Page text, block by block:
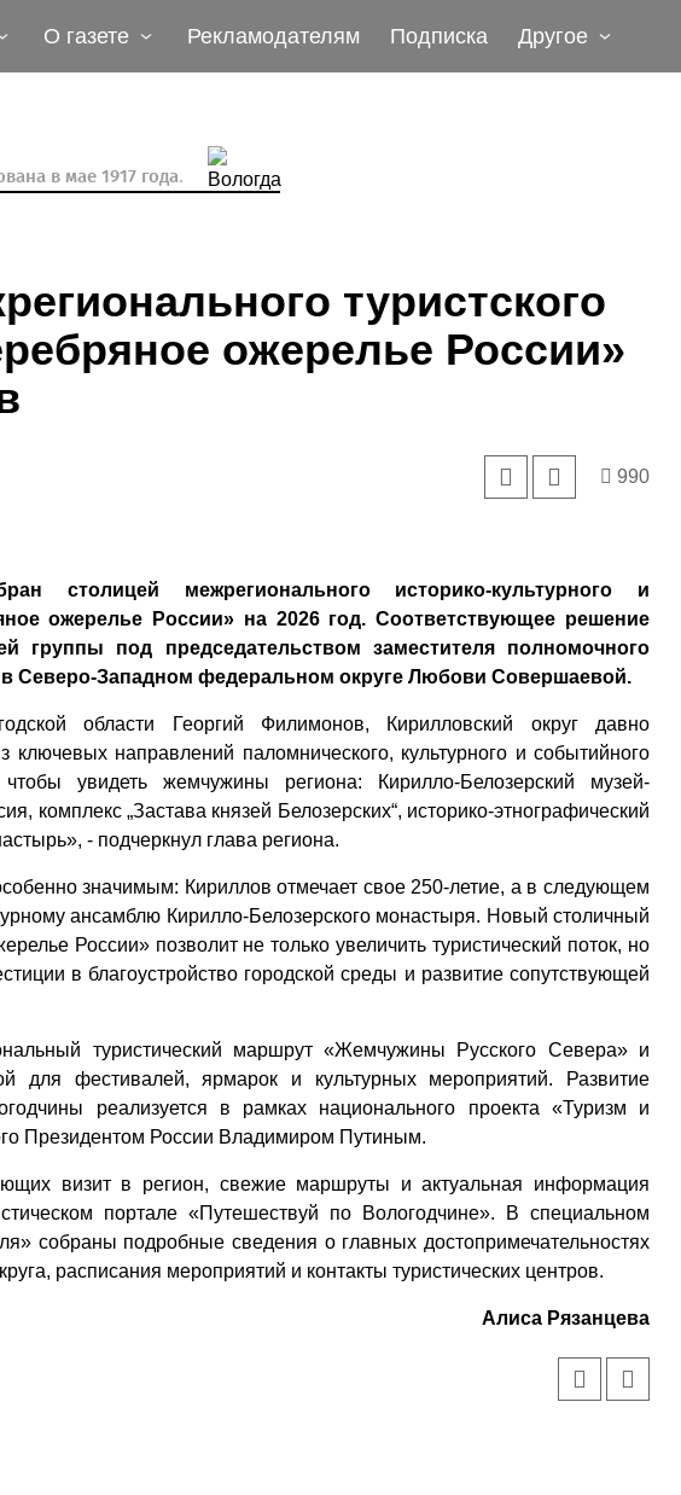
О газете Рекламодателям Подписка Другое
в мае 1917 года.
туристского
ожерелье России»
990
столицей межрегионального историко-культурного и
ожерелье России» на 2026 год. Соответствующее решение
группы под председательством заместителя полномочного
Северо-Западном федеральном округе Любови Совершаевой.
области Георгий Филимонов, Кирилловский округ давно
ключевых направлений паломнического, культурного и событийного
увидеть жемчужины региона: Кирилло-Белозерский музей-
комплекс „Застава князей Белозерских“, историко-этнографический
- подчеркнул глава региона.
значимым: Кириллов отмечает свое 250-летие, а в следующем
ансамблю Кирилло-Белозерского монастыря. Новый столичный
России» позволит не только увеличить туристический поток, но
в благоустройство городской среды и развитие сопутствующей
туристический маршрут «Жемчужины Русского Севера» и
для фестивалей, ярмарок и культурных мероприятий. Развитие
реализуется в рамках национального проекта «Туризм и
Президентом России Владимиром Путиным.
визит в регион, свежие маршруты и актуальная информация
портале «Путешествуй по Вологодчине». В специальном
собраны подробные сведения о главных достопримечательностях
расписания мероприятий и контакты туристических центров.
Алиса Рязанцева